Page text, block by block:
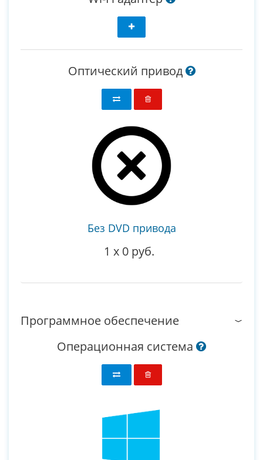
Оптический привод
Без DVD привода
1 x 0 руб.
Программное обеспечение
Операционная система